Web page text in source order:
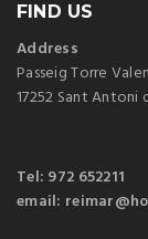
FIND US
Address
Passeig Torre
17252 Sant Antoni
Tel: 972 652211
email: